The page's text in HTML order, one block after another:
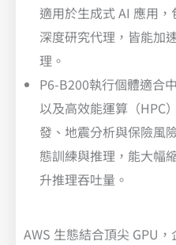
適用於生成式 AI 應用
深度研究代理，皆能加
理。
P6-B200執行個體適合
以及高效能運算（HPC
發、地震分析與保險風
態訓練與推理，能大幅
升推理吞吐量。
AWS 生態結合頂尖 GPU